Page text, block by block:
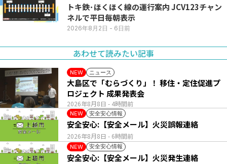
トキ鉄･ほくほく線の運行案内 JCV123チャン
ネルで平日毎朝表示
2026年8月2日 - 6日前
あわせて読みたい記事
NEW ニュース
2026年8月8日 - 4時間前
大島区で「むらづくり」！ 移住・定住促進プ
ロジェクト 成果発表会
NEW 安全安心情報
2026年8月8日 - 6時間前
安全安心:【安全メール】火災誤報連絡
NEW 安全安心情報
安全安心:【安全メール】火災発生連絡